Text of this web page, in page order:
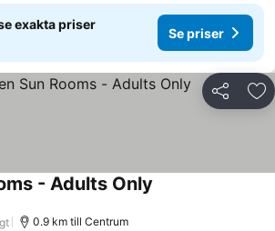
exakta priser
Se priser
Dela
- Adults Only
0.9 km till Centrum